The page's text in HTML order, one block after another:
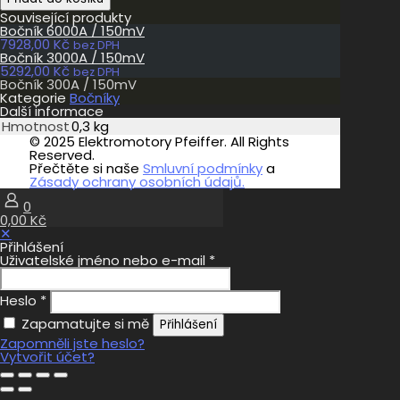
300A
/
150mV
množství
Související produkty
Bočník 6000A / 150mV
7928,00 Kč bez DPH
Bočník 3000A / 150mV
5292,00 Kč bez DPH
Bočník 300A / 150mV
Kategorie Bočníky
Další informace
Hmotnost0,3 kg
© 2025 Elektromotory Pfeiffer. All Rights
Reserved.
Přečtěte si naše Smluvní podmínkya
Zásady ochrany osobních údajů.
0
0,00 Kč
✕
Přihlášení
Uživatelské jméno nebo e-mail *
Heslo *
Zapamatujte si mě
Přihlášení
Zapomněli jste heslo?
Vytvořit účet?